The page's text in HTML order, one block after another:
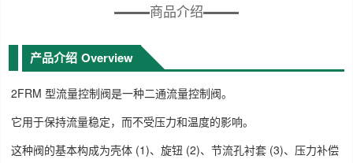
商品介绍
产品介绍 Overview
2FRM 型流量控制阀是一种二通流量控制阀。
它用于保持流量稳定，而不受压力和温度的影响。
这种阀的基本构成为壳体 (1)、旋钮 (2)、节流孔衬套 (3)、压力补偿